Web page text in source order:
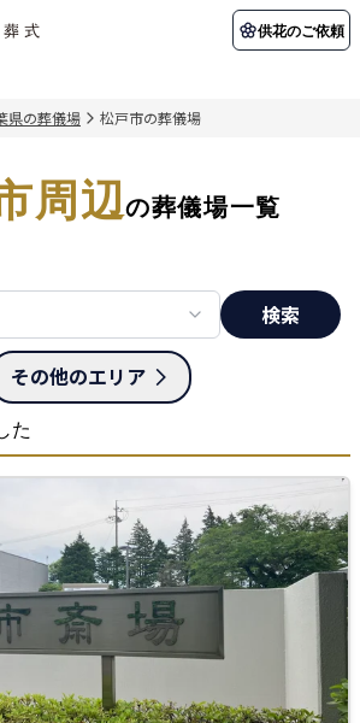
供花のご依頼
納棺の儀とは？
函館市
お客様の声
供花のご依頼
県の葬儀場 松戸市の葬儀場
周辺の葬儀場一覧
検索
その他のエリア
た